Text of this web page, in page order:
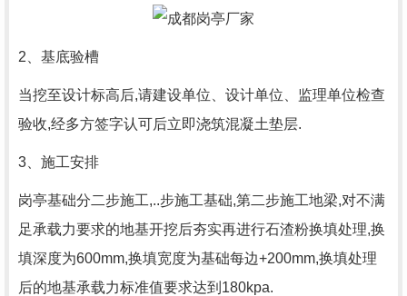
2、基底验槽
当挖至设计标高后,请建设单位、设计单位、监理单位检查
验收,经多方签字认可后立即浇筑混凝土垫层.
3、施工安排
岗亭基础分二步施工,..步施工基础,第二步施工地梁,对不满
足承载力要求的地基开挖后夯实再进行石渣粉换填处理,换
填深度为600mm,换填宽度为基础每边+200mm,换填处理
后的地基承载力标准值要求达到180kpa.